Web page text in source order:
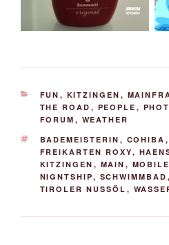
KATEGORIEN
FUN , KITZINGEN ,
THE ROAD , PEOPLE ,
FORUM , WEATHER
SCHLAGWÖRTER
BADEMEISTERIN , COHIBA ,
FREIKARTEN ROXY,
KITZINGEN , MAIN ,
NIGNTSHIP, SCHWIMMBAD ,
TIROLER NUSSÖL
,